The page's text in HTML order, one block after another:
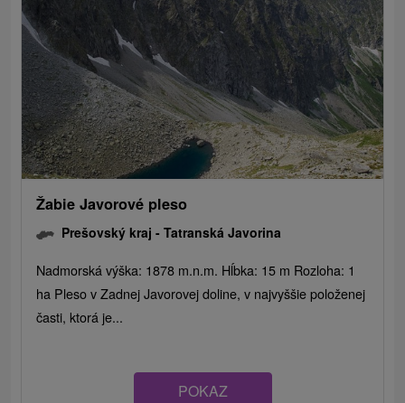
Žabie Javorové pleso
Prešovský kraj -Tatranská Javorina
Nadmorská výška: 1878 m.n.m. Hĺbka: 15 m Rozloha: 1
ha Pleso v Zadnej Javorovej doline, v najvyššie položenej
časti, ktorá je...
POKAZ